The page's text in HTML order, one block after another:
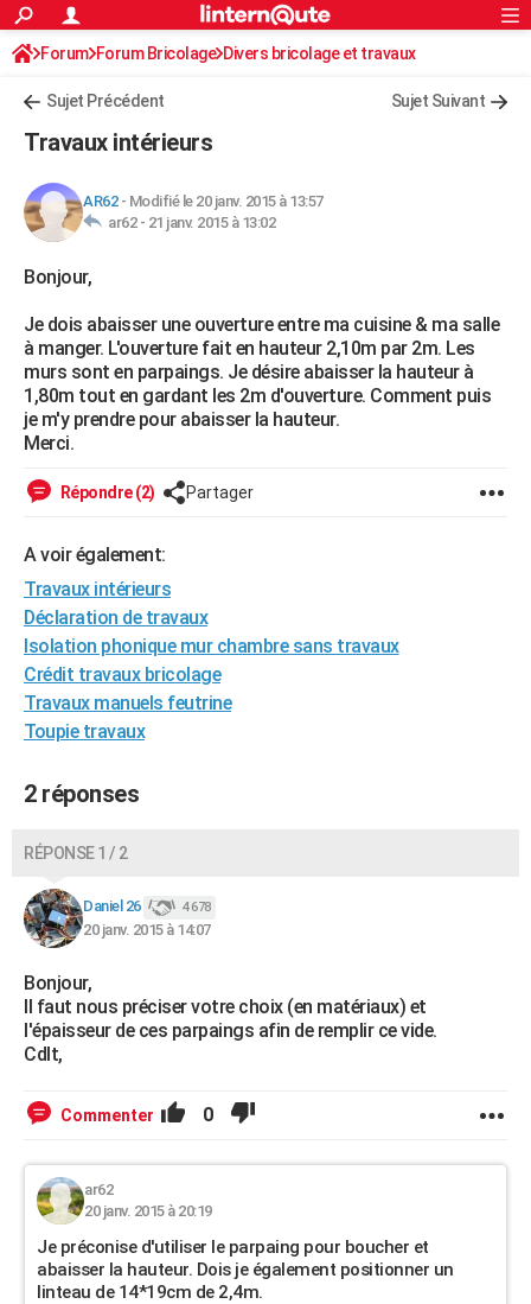
ACTUALITÉS
Politique
Société
Faits Divers
Education
Monde
Villes
+
Retraite
Impôts
Epargne
Immobilier
Risques naturels par ville
Banque
Assurance
Crédit
AUTO
HIGH-TECH
BRICOLAGE
Forum
Aménagement intérieur
Extérieur
Cuisine
Salle de bains
Jardinage
Rangement
WEEK-END
Guides de France
Escapades
Patrimoine
Expositions
Musées
Week-end nature
+LIFESTYLE
Alimentation
Guide de la santé
Maladies
Médicaments
Sommeil
Destinations
City break
Voyage nature
Voyage de noces
Forum
Climat
+PHOTO
GUIDES D'ACHAT
BONS PLANS
CARTE DE VOEUX
Carte de Noël
Carte Bonne année
Carte Saint-Valentin
Carte Pâques
Carte d'anniversaire
Dictionnaire
Biographies
Citations
Expressions
Proverbes
PROGRAMME TV
COPAINS D'AVANT
S'inscrire
Se connecter
Lycées
Collèges
Primaires
Universités
Entreprises
Service militaire
Avis de recherche
AVIS DE DÉCÈS
FORUM
Bricolage
Lifestyle
Culture
Sport
Auto
Television
Voyage
Cinema
Rechercher
S'inscrire
Connexion
Forum Forum Bricolage Divers bricolage et travaux
Sujet Précédent Sujet Suivant
Travaux intérieurs
AR62- Modifié le 20 janv. 2015 à 13:57
ar62 - 21 janv. 2015 à 13:02
Bonjour,
Je dois abaisser une ouverture entre ma cuisine & ma salle
à manger. L'ouverture fait en hauteur 2,10m par 2m. Les
murs sont en parpaings. Je désire abaisser la hauteur à
1,80m tout en gardant les 2m d'ouverture. Comment puis
je m'y prendre pour abaisser la hauteur.
Merci.
Répondre (2) Partager
A voir également:
Travaux intérieurs
Déclaration de travaux
Isolation phonique mur chambre sans travaux
Crédit travaux bricolage
Travaux manuels feutrine
Toupie travaux
2 réponses
RÉPONSE 1 / 2
Daniel 26 4 678
20 janv. 2015 à 14:07
Bonjour,
Il faut nous préciser votre choix (en matériaux) et
l'épaisseur de ces parpaings afin de remplir ce vide.
Cdlt,
Commenter 0
ar62
20 janv. 2015 à 20:19
Je préconise d'utiliser le parpaing pour boucher et
abaisser la hauteur. Dois je également positionner un
linteau de 14*19cm de 2,4m.